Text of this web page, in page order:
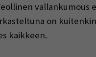
vallankumous
on
kaikkeen.